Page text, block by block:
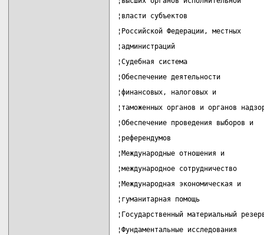
¦власти субъектов
¦Российской Федерации,
¦администраций
¦Судебная система
¦Обеспечение
¦финансовых, налоговых и
¦таможенных органов и органов
¦Обеспечение проведения
¦референдумов
¦Международные отношения
¦международное сотрудничество
¦Международная
¦гуманитарная помощь
¦Государственный материальный
¦Фундаментальные исследования